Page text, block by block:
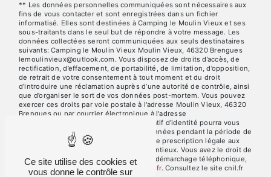
** Les données personnelles communiquées sont nécessaires aux
fins de vous contacter et sont enregistrées dans un fichier
informatisé. Elles sont destinées à Camping le Moulin Vieux et ses
sous-traitants dans le seul but de répondre à votre message. Les
données collectées seront communiquées aux seuls destinataires
suivants: Camping le Moulin Vieux Moulin Vieux, 46320 Brengues
lemoulinvieux@outlook.com. Vous disposez de droits d’accès, de
rectification, d’effacement, de portabilité, de limitation, d’opposition,
de retrait de votre consentement à tout moment et du droit
d’introduire une réclamation auprès d’une autorité de contrôle, ainsi
que d’organiser le sort de vos données post-mortem. Vous pouvez
exercer ces droits par voie postale à l'adresse Moulin Vieux, 46320
Brengues ou par courrier électronique à l'adresse
lemoulinvieux@outlook.com. Un justificatif d'identité pourra vous
être demandé. Nous conservons vos données pendant la période de
prise de contact puis pendant la durée de prescription légale aux
fins probatoires et de gestion des contentieux. Vous avez le droit de
vous inscrire sur la liste d'opposition au démarchage téléphonique,
disponible à cette adresse:
Bloctel.gouv.fr. Consultez le site cnil.fr
Ce site utilise des cookies et
vous donne le contrôle sur